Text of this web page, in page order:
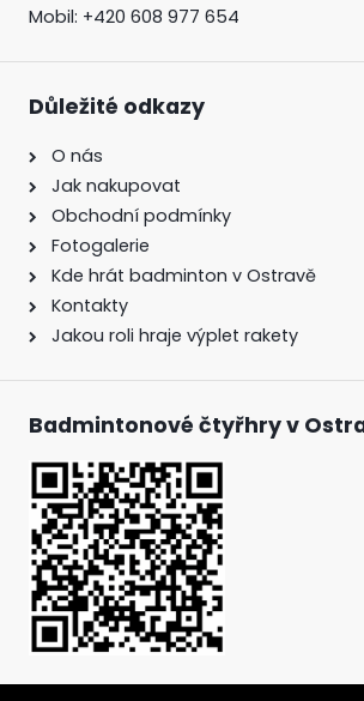
Mobil: +420 608 977 654
Důležité odkazy
O nás
Jak nakupovat
Obchodní podmínky
Fotogalerie
Kde hrát badminton v Ostravě
Kontakty
Jakou roli hraje výplet rakety
Badmintonové čtyřhry v